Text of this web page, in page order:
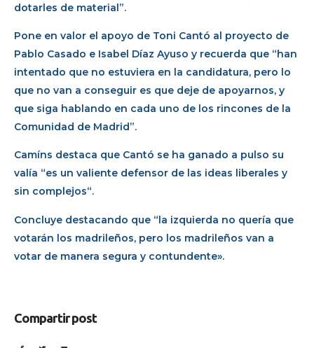
dotarles de material”.
Pone en valor el apoyo de Toni Cantó al proyecto de
Pablo Casado e Isabel Díaz Ayuso y recuerda que “han
intentado que no estuviera en la candidatura, pero lo
que no van a conseguir es que deje de apoyarnos, y
que siga hablando en cada uno de los rincones de la
Comunidad de Madrid”.
Camíns destaca que Cantó se ha ganado a pulso su
valía “es un valiente defensor de las ideas liberales y
sin complejos“.
Concluye destacando que “la izquierda no quería que
votarán los madrileños, pero los madrileños van a
votar de manera segura y contundente».
Compartir post